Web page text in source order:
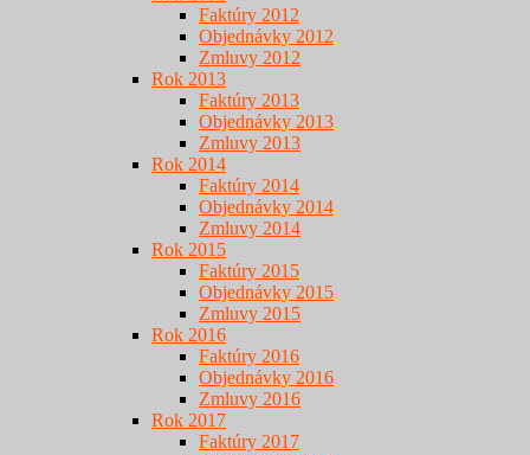
Faktúry 2012
Objednávky 2012
Zmluvy 2012
Rok 2013
Faktúry 2013
Objednávky 2013
Zmluvy 2013
Rok 2014
Faktúry 2014
Objednávky 2014
Zmluvy 2014
Rok 2015
Faktúry 2015
Objednávky 2015
Zmluvy 2015
Rok 2016
Faktúry 2016
Objednávky 2016
Zmluvy 2016
Rok 2017
Faktúry 2017